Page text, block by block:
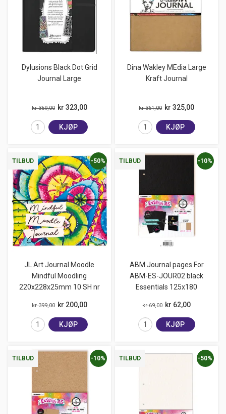
Dylusions Black Dot Grid
Journal Large
kr 359,00 kr 323,00
KJØP
Dina Wakley MEdia Large
Kraft Journal
kr 361,00 kr 325,00
KJØP
TILBUD
JL Art Journal Moodle
Mindful Moodling
220x228x25mm 10 SH nr
-50%
kr 399,00 kr 200,00
KJØP
TILBUD
ABM Journal pages For
ABM-ES-JOUR02 black
Essentials 125x180
-10%
kr 69,00 kr 62,00
KJØP
TILBUD -10% TILBUD -50%